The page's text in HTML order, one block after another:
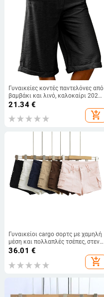
Γυναικείες κοντές παντελόνες από
βαμβάκι και λινό, καλοκαίρι 2024,
μονόχρωμες, ίσιο κόψιμο, casual
21.34€
add_shopping_cart
Γυναικείοι cargo σορτς με χαμηλή
μέση και πολλαπλές τσέπες, στενή
γραμμή, βαμβάκι-ελαστάν
36.01 €
add_shopping_cart